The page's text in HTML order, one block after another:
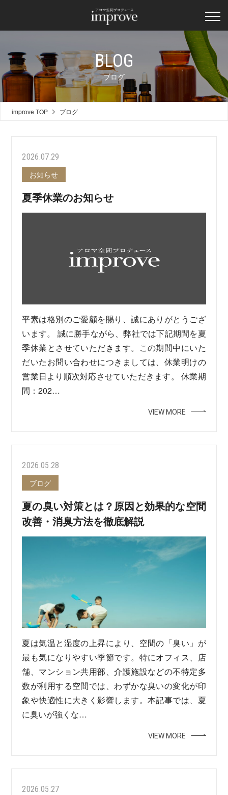
BLOG
ブログ
improve TOP ブログ
2026.07.29
お知らせ
夏季休業のお知らせ
平素は格別のご愛顧を賜り、誠にありがとうござ
います。 誠に勝手ながら、弊社では下記期間を夏
季休業とさせていただきます。この期間中にいた
だいたお問い合わせにつきましては、休業明けの
営業日より順次対応させていただきます。 休業期
間：202…
VIEW MORE
2026.05.28
ブログ
夏の臭い対策とは？原因と効果的な空間
改善・消臭方法を徹底解説
夏は気温と湿度の上昇により、空間の「臭い」が
最も気になりやすい季節です。特にオフィス、店
舗、マンション共用部、介護施設などの不特定多
数が利用する空間では、わずかな臭いの変化が印
象や快適性に大きく影響します。本記事では、夏
に臭いが強くな…
VIEW MORE
2026.05.27